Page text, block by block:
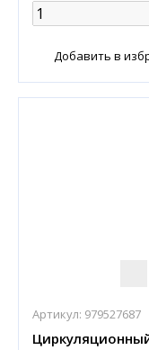
Добавить в
Артикул: 979527687